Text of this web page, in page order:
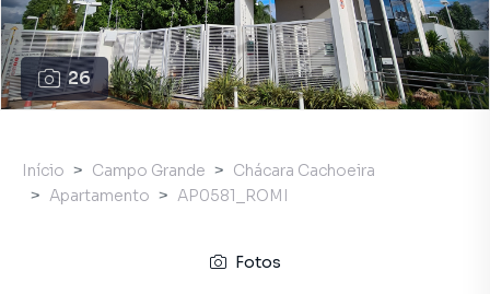
26
Início Campo Grande
Chácara Cachoeira
Apartamento
AP0581_ROMI
Fotos